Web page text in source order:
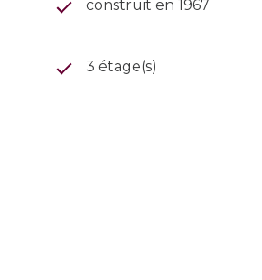
construit en 1967
3 étage(s)